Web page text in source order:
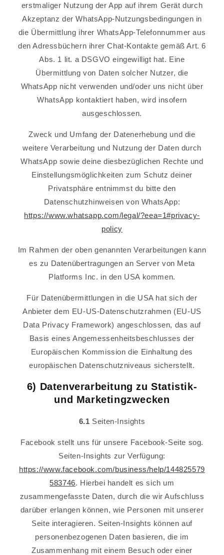
erstmaliger Nutzung der App auf ihrem Gerät durch
Akzeptanz der WhatsApp-Nutzungsbedingungen in
die Übermittlung ihrer WhatsApp-Telefonnummer aus
den Adressbüchern ihrer Chat-Kontakte gemäß Art. 6
Abs. 1 lit. a DSGVO eingewilligt hat. Eine
Übermittlung von Daten solcher Nutzer, die
WhatsApp nicht verwenden und/oder uns nicht über
WhatsApp kontaktiert haben, wird insofern
ausgeschlossen.
Zweck und Umfang der Datenerhebung und die
weitere Verarbeitung und Nutzung der Daten durch
WhatsApp sowie deine diesbezüglichen Rechte und
Einstellungsmöglichkeiten zum Schutz deiner
Privatsphäre entnimmst du bitte den
Datenschutzhinweisen von WhatsApp:
https://www.whatsapp.com/legal/?eea=1#privacy-
policy
Im Rahmen der oben genannten Verarbeitungen kann
es zu Datenübertragungen an Server von Meta
Platforms Inc. in den USA kommen.
Für Datenübermittlungen in die USA hat sich der
Anbieter dem EU-US-Datenschutzrahmen (EU-US
Data Privacy Framework) angeschlossen, das auf
Basis eines Angemessenheitsbeschlusses der
Europäischen Kommission die Einhaltung des
europäischen Datenschutzniveaus sicherstellt.
6) Datenverarbeitung zu Statistik-
und Marketingzwecken
6.1 Seiten-Insights
Facebook stellt uns für unsere Facebook-Seite sog.
Seiten-Insights zur Verfügung:
https://www.facebook.com/business/help/144825579
583746. Hierbei handelt es sich um
zusammengefasste Daten, durch die wir Aufschluss
darüber erlangen können, wie Personen mit unserer
Seite interagieren. Seiten-Insights können auf
personenbezogenen Daten basieren, die im
Zusammenhang mit einem Besuch oder einer